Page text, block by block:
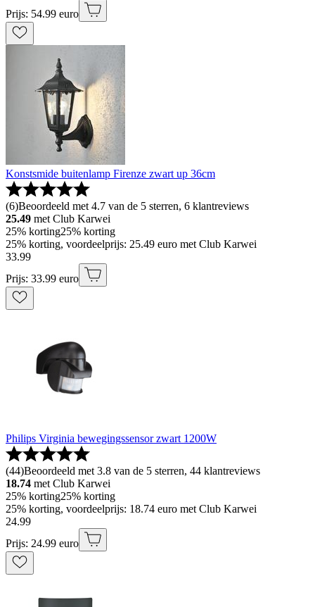
Prijs: 54.99 euro
Konstsmide buitenlamp Firenze zwart up 36cm
(6)Beoordeeld met 4.7 van de 5 sterren, 6 klantreviews
25.49 met Club Karwei
25% korting25% korting
25% korting, voordeelprijs: 25.49 euro met Club Karwei
33.99
Prijs: 33.99 euro
Philips Virginia bewegingssensor zwart 1200W
(44)Beoordeeld met 3.8 van de 5 sterren, 44 klantreviews
18.74 met Club Karwei
25% korting25% korting
25% korting, voordeelprijs: 18.74 euro met Club Karwei
24.99
Prijs: 24.99 euro